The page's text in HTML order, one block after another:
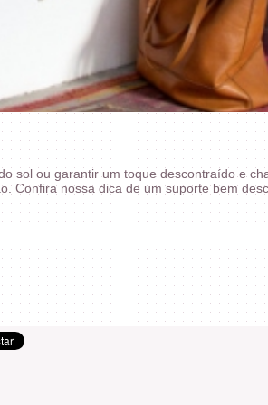
sol ou garantir um toque descontraído e
Confira nossa dica de um suporte bem